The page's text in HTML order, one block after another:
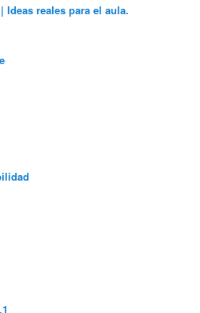
reales para el aula.